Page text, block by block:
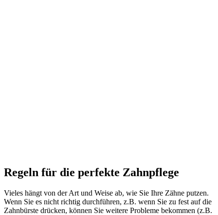
Regeln für die perfekte Zahnpflege
Vieles hängt von der Art und Weise ab, wie Sie Ihre Zähne putzen.
Wenn Sie es nicht richtig durchführen, z.B. wenn Sie zu fest auf die
Zahnbürste drücken, können Sie weitere Probleme bekommen (z.B.